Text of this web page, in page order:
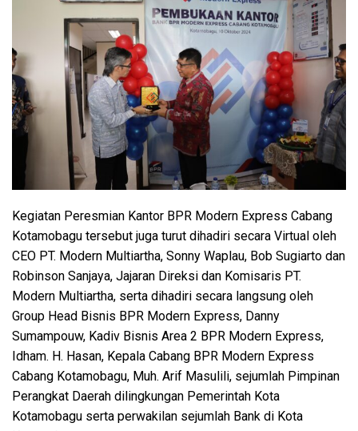
Kegiatan Peresmian Kantor BPR Modern Express Cabang
Kotamobagu tersebut juga turut dihadiri secara Virtual oleh
CEO PT. Modern Multiartha, Sonny Waplau, Bob Sugiarto dan
Robinson Sanjaya, Jajaran Direksi dan Komisaris PT.
Modern Multiartha, serta dihadiri secara langsung oleh
Group Head Bisnis BPR Modern Express, Danny
Sumampouw, Kadiv Bisnis Area 2 BPR Modern Express,
Idham. H. Hasan, Kepala Cabang BPR Modern Express
Cabang Kotamobagu, Muh. Arif Masulili, sejumlah Pimpinan
Perangkat Daerah dilingkungan Pemerintah Kota
Kotamobagu serta perwakilan sejumlah Bank di Kota